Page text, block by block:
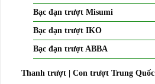
Bạc đạn trượt Misumi
Bạc đạn trượt IKO
Bạc đạn trượt ABBA
Thanh trượt | Con trượt Trung Quốc